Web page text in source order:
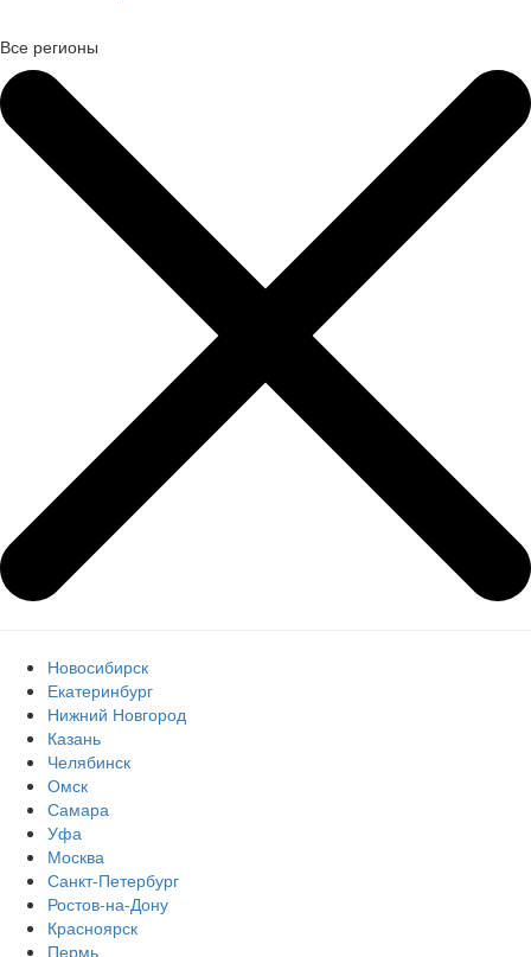
Все регионы
Новосибирск
Екатеринбург
Нижний Новгород
Казань
Челябинск
Омск
Самара
Уфа
Москва
Санкт-Петербург
Ростов-на-Дону
Красноярск
Пермь